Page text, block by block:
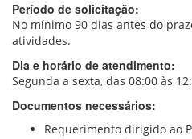
Período de solicitação:
No mínimo 90 dias antes do
atividades.
Dia e horário de atendimento:
Segunda a sexta, das 08:00 às
Documentos necessários:
Requerimento dirigido ao